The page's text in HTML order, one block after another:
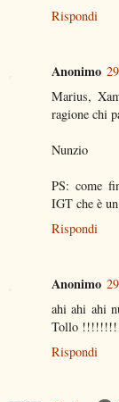
Rispondi
Anonimo
Marius,
ragione chi
Nunzio
PS: come
IGT che è
Rispondi
Anonimo
ahi ahi ahi
Tollo !!!!!!!!
Rispondi